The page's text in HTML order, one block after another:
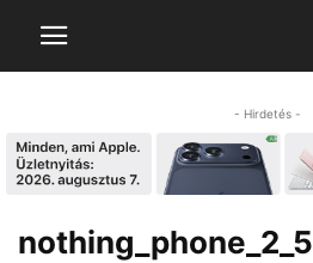
- Hirdetés -
nothing_phone_2_5